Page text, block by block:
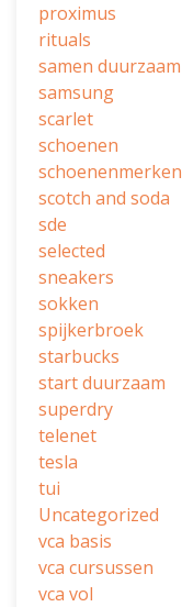
proximus
rituals
samen duurzaam
samsung
scarlet
schoenen
schoenenmerken
scotch and soda
sde
selected
sneakers
sokken
spijkerbroek
starbucks
start duurzaam
superdry
telenet
tesla
tui
Uncategorized
vca basis
vca cursussen
vca vol